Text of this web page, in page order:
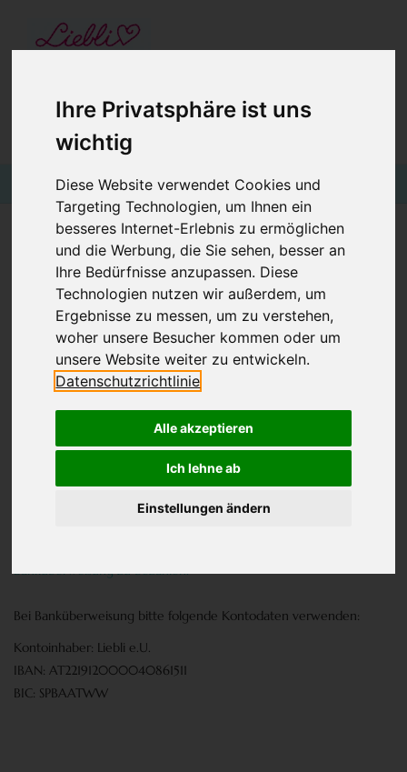
Ihre Privatsphäre ist uns
wichtig
Diese Website verwendet Cookies und
Targeting Technologien, um Ihnen ein
besseres Internet-Erlebnis zu ermöglichen
und die Werbung, die Sie sehen, besser an
Ihre Bedürfnisse anzupassen. Diese
Technologien nutzen wir außerdem, um
Ergebnisse zu messen, um zu verstehen,
woher unsere Besucher kommen oder um
unsere Website weiter zu entwickeln.
Datenschutzrichtlinie
Alle akzeptieren
Ich lehne ab
Einstellungen ändern
STARTSEITE
BABYKLEIDUNG
BLOG
ZAHLUNGSINFORMATION
Preise und Zahlungsarten:
Alle Preise sind Bruttopreise inklusive der gesetzlichen 20%
Mehrwertsteuer,
außer die Masken (laut Corona-Verordnung) sowie unsere
Gutscheine mit 0% MwSt.
Die Zahlung kann per Banküberweisung/Vorkasse, per Sofort
Überweisung oder per Paypal erfolgen.
Banküberweisung zu bezahlen.
Bei Banküberweisung bitte folgende Kontodaten verwenden:
Kontoinhaber: Liebli e.U.
IBAN: AT221912000040861511
BIC: SPBAATWW